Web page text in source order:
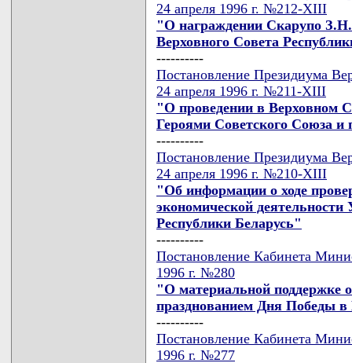
24 апреля 1996 г. №212-XIII
"О награждении Скарупо
Верховного Совета
----------
Постановление Президиума
24 апреля 1996 г. №211-XIII
"О проведении в Верховном
Героями Советского Союза
----------
Постановление Президиума
24 апреля 1996 г. №210-XIII
"Об информации о ходе
экономической
Республики Беларусь"
----------
Постановление Кабинета
1996 г. №280
"О материальной поддержке
празднованием Дня Победы
----------
Постановление Кабинета
1996 г. №277